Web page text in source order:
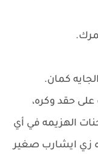
كمان.
حقد وكره،
الهزيمه في أي
زي ايشارب صغير